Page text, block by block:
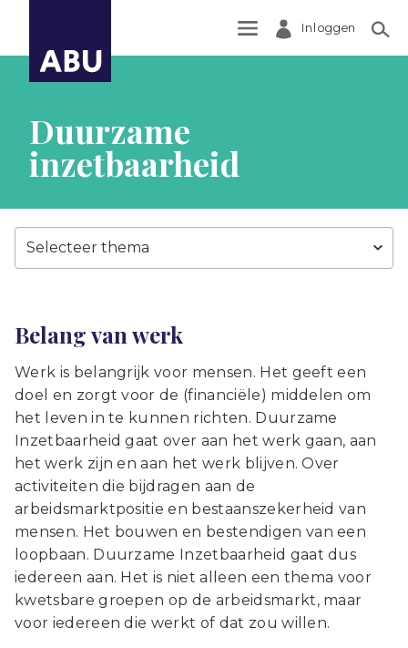
Inloggen
Duurzame
inzetbaarheid
Selecteer thema
Belang van werk
Werk is belangrijk voor mensen. Het geeft een
doel en zorgt voor de (financiële) middelen om
het leven in te kunnen richten. Duurzame
Inzetbaarheid gaat over aan het werk gaan, aan
het werk zijn en aan het werk blijven. Over
activiteiten die bijdragen aan de
arbeidsmarktpositie en bestaanszekerheid van
mensen. Het bouwen en bestendigen van een
loopbaan. Duurzame Inzetbaarheid gaat dus
iedereen aan. Het is niet alleen een thema voor
kwetsbare groepen op de arbeidsmarkt, maar
voor iedereen die werkt of dat zou willen.